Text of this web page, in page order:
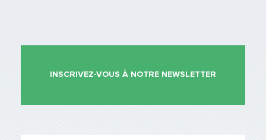
INSCRIVEZ-VOUS À NOTRE NEWSLETTER